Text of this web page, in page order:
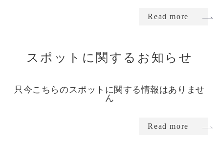
Read more
スポットに関するお知らせ
只今こちらのスポットに関する情報はありませ
ん
Read more